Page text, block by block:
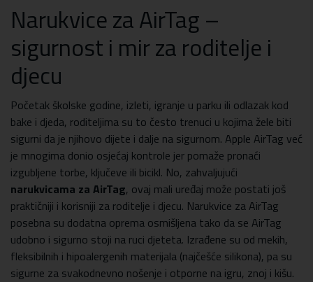
Narukvice za AirTag –
sigurnost i mir za roditelje i
djecu
Početak školske godine, izleti, igranje u parku ili odlazak kod
bake i djeda, roditeljima su to često trenuci u kojima žele biti
sigurni da je njihovo dijete i dalje na sigurnom. Apple AirTag već
je mnogima donio osjećaj kontrole jer pomaže pronaći
izgubljene torbe, ključeve ili bicikl. No, zahvaljujući
narukvicama za AirTag, ovaj mali uređaj može postati još
praktičniji i korisniji za roditelje i djecu. Narukvice za AirTag
posebna su dodatna oprema osmišljena tako da se AirTag
udobno i sigurno stoji na ruci djeteta. Izrađene su od mekih,
fleksibilnih i hipoalergenih materijala (najčešće silikona), pa su
sigurne za svakodnevno nošenje i otporne na igru, znoj i kišu.